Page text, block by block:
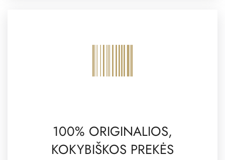
100% ORIGINALIOS,
KOKYBIŠKOS PREKĖS